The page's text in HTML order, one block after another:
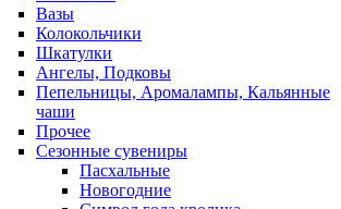
Вазы
Колокольчики
Шкатулки
Ангелы, Подковы
Пепельницы, Аромалампы, Кальянные
чаши
Прочее
Сезонные сувениры
Пасхальные
Новогодние